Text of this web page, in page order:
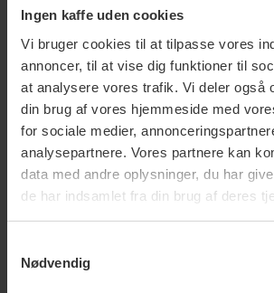
Ingen kaffe uden cookies
Vi bruger cookies til at tilpasse vores
annoncer, til at vise dig funktioner til
at analysere vores trafik. Vi deler også
din brug af vores hjemmeside med
for sociale medier,
analysepartnere. Vores partnere kan
data med andre oplysninger, du har
de har indsamlet fra din brug af deres
Nødvendig
1-2 hverdage
Rigtig Kaffe Super Crema &
Teodora 6kg Hele kaffebønner
1.111,00 DKK1.649,70 DKK
Rigtig